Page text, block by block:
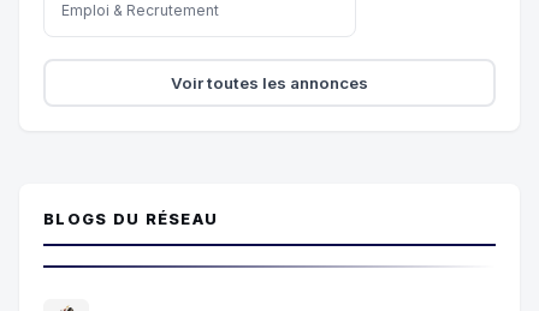
Emploi & Recrutement
Voir toutes les annonces
BLOGS DU RÉSEAU